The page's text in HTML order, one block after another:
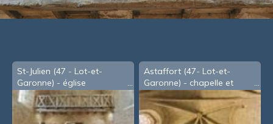
St-Julien (47 - Lot-et-
Garonne) - église
Astaffort (47- Lot-et-
Garonne) - chapelle et
église Ste Geneviève